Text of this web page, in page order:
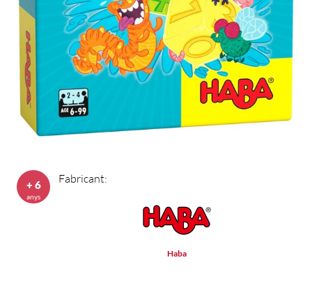
Fabricant:
Haba
+ 6
anys